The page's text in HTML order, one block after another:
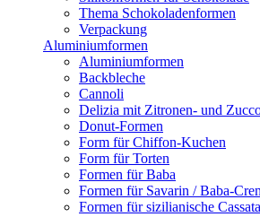
Thema Schokoladenformen
Verpackung
Aluminiumformen
Aluminiumformen
Backbleche
Cannoli
Delizia mit Zitronen- und
Donut-Formen
Form für Chiffon-Kuchen
Form für Torten
Formen für Baba
Formen für Savarin / Baba-
Formen für sizilianische Cassata